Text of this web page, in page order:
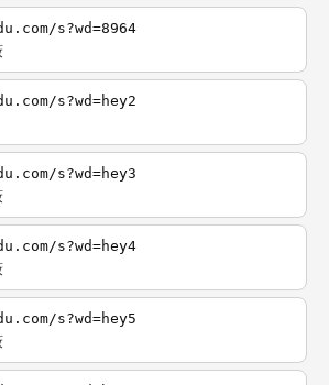
s?wd=8964
s?wd=hey2
s?wd=hey3
s?wd=hey4
s?wd=hey5